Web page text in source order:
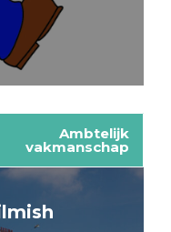
Ambtelijk
vakmanschap